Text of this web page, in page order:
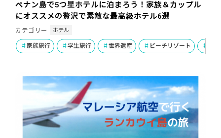
ペナン島で5つ星ホテルに泊まろう！家族＆カップル
にオススメの贅沢で素敵な最高級ホテル6選
カテゴリー ホテル
家族旅行 学生旅行 世界遺産 ビーチリゾート